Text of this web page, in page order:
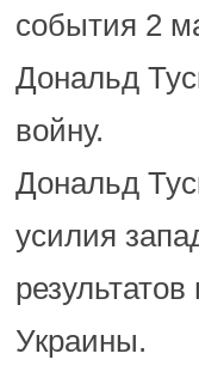
события 2
Дональд
войну.
Дональд
усилия
Украины.